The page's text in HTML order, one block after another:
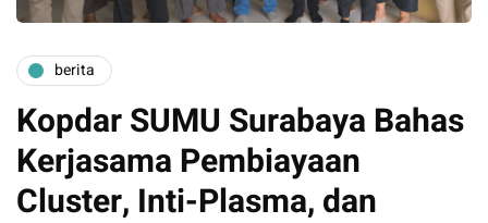
berita
Kopdar SUMU Surabaya Bahas
Kerjasama Pembiayaan
Cluster, Inti-Plasma, dan